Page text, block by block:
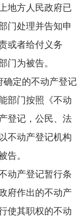
地方人民政府已
门处理并告知申
或者给付义务
门为被告。
定的不动产登记
部门按照《不动
登记，公民、法
不动产登记机构
告。
产登记暂行条
府作出的不动产
使其职权的不动